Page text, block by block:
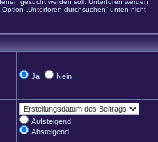
gesucht werden soll. Unterforen werden
„Unterforen durchsuchen“ unten nicht
Ja Nein
Aufsteigend
Absteigend